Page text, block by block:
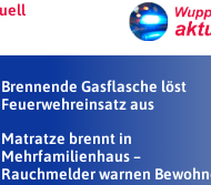
Brennende Gasflasche löst
Feuerwehreinsatz aus
Matratze brennt in
Mehrfamilienhaus –
Rauchmelder warnen